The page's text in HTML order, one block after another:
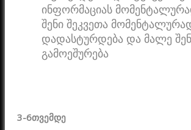
ინფორმაციას
შენი შეკვეთა
დადასტურდება და მალე
გამოეშურება
3-6თვემდე